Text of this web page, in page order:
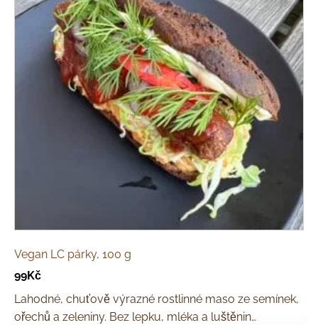
Vegan LC párky, 100 g
99Kč
Lahodné, chuťově výrazné rostlinné maso ze semínek,
ořechů a zeleniny. Bez lepku, mléka a luštěnin…